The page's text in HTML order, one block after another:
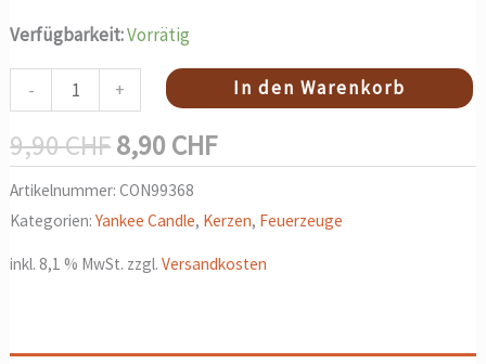
Verfügbarkeit:Vorrätig
- + In den Warenkorb
9,90CHF8,90 CHF
Artikelnummer:CON99368
Kategorien:Yankee Candle, Kerzen, Feuerzeuge
inkl. 8,1 % MwSt. zzgl.Versandkosten